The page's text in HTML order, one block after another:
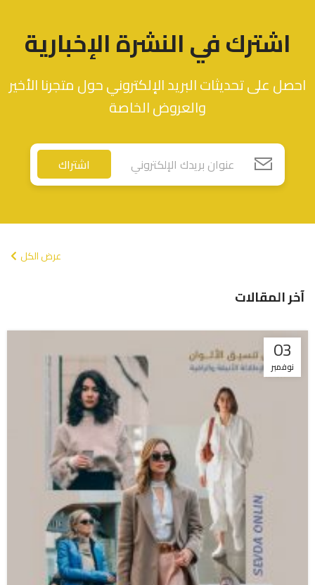
اشترك في النشرة الإخبارية
احصل على تحديثات البريد الإلكتروني حول متجرنا الأخير
والعروض الخاصة
اشتراك
عرض الكل
آخر المقالات
03
نوفمبر